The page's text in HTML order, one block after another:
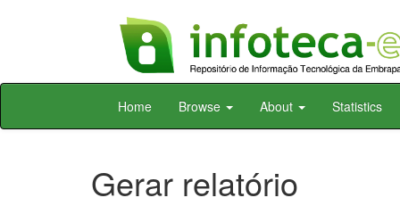
Skip
Home Browse About Statistics
Gerar relatório